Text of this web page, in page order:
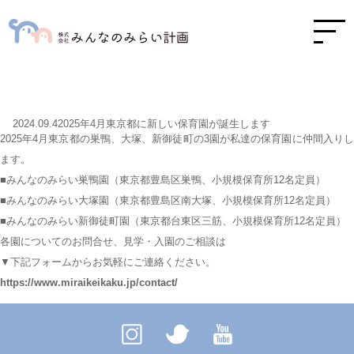
2024.09.42025年4月東京都に新しい保育園が誕生します
2025年4月東京都の巣鴨、大塚、新御徒町の3園が私達の保育園に仲間入りし
ます。
■みんなのみらい巣鴨園（東京都豊島区巣鴨、小規模保育所12名定員）
■みんなのみらい大塚園（東京都豊島区南大塚、小規模保育所12名定員）
■みんなのみらい新御徒町園（東京都台東区三筋、小規模保育所12名定員）
各園についてのお問合せ、見学・入園のご相談は
▼下記フォームからお気軽にご連絡ください。
https://www.miraikeikaku.jp/contact/